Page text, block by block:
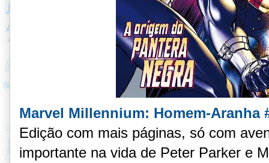
Marvel Millennium: Homem-Aranha
Edição com mais páginas, só com
importante na vida de Peter Parker e